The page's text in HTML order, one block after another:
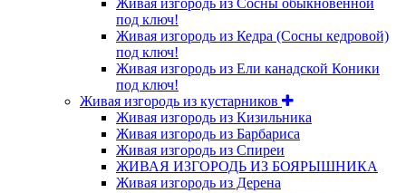
Живая изгородь из Сосны обыкновенной
под ключ!
Живая изгородь из Кедра (Сосны кедровой)
под ключ!
Живая изгородь из Ели канадской Коники
под ключ!
Живая изгородь из кустарников
Живая изгородь из Кизильника
Живая изгородь из Барбариса
Живая изгородь из Спиреи
ЖИВАЯ ИЗГОРОДЬ ИЗ БОЯРЫШНИКА
Живая изгородь из Дерена